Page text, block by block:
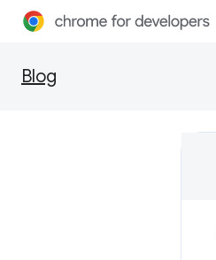
Blog